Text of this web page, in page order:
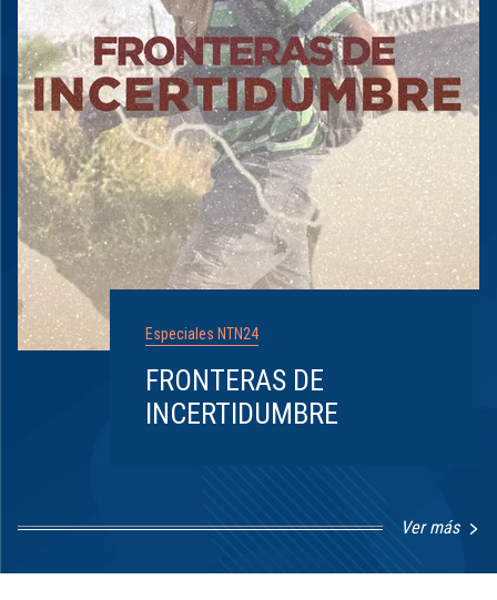
Especiales NTN24
FRONTERAS DE
INCERTIDUMBRE
Ver más
1